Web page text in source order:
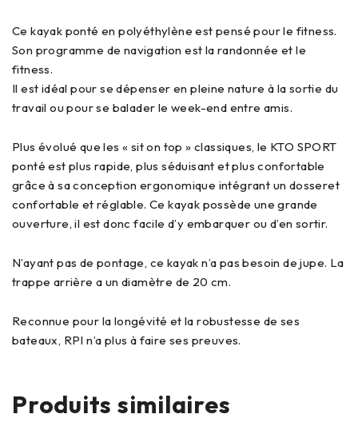
Ce kayak ponté en polyéthylène est pensé pour le fitness.
Son programme de navigation est la randonnée et le
fitness.
Il est idéal pour se dépenser en pleine nature à la sortie du
travail ou pour se balader le week-end entre amis.
Plus évolué que les « sit on top » classiques, le KTO SPORT
ponté est plus rapide, plus séduisant et plus confortable
grâce à sa conception ergonomique intégrant un dosseret
confortable et réglable. Ce kayak possède une grande
ouverture, il est donc facile d’y embarquer ou d’en sortir.
N’ayant pas de pontage, ce kayak n’a pas besoin de jupe. La
trappe arrière a un diamètre de 20 cm.
Reconnue pour la longévité et la robustesse de ses
bateaux, RPI n’a plus à faire ses preuves.
Produits similaires